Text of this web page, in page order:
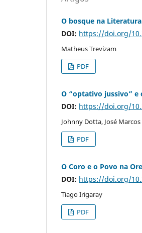
O bosque na
DOI: https://doi.org/
Matheus Trevizam
PDF
O “optativo jussivo” e
DOI: https://doi.org/
Johnny Dotta, José
PDF
O Coro e o Povo na
DOI: https://doi.org/
Tiago Irigaray
PDF